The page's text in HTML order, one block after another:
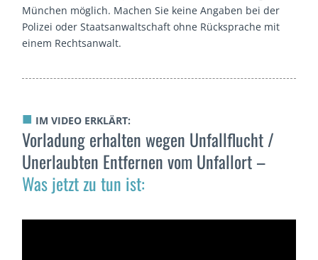
München möglich. Machen Sie keine Angaben bei der
Polizei oder Staatsanwaltschaft ohne Rücksprache mit
einem Rechtsanwalt.
■ IM VIDEO ERKLÄRT:
Vorladung erhalten wegen Unfallflucht /
Unerlaubten Entfernen vom Unfallort –
Was jetzt zu tun ist: